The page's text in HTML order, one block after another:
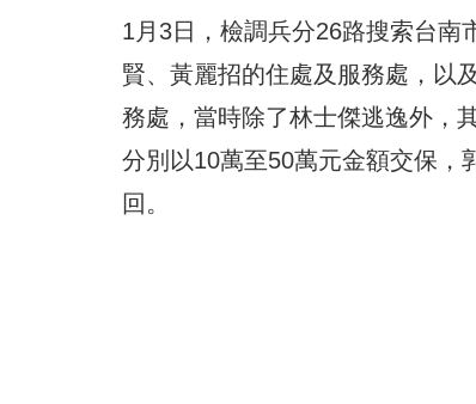
1月3日，檢調兵分26路搜索台南
賢、黃麗招的住處及服務處，以
務處，當時除了林士傑逃逸外，
分別以10萬至50萬元金額交保，
回。